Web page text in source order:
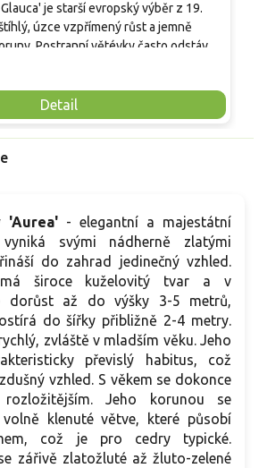
Detail
je starší evropský výběr z 19.
úzce vzpřímený růst a jemně
Postranní větévky často odstávají
řidší a s většími rozestupy, takže
jsou měkké, mírně zakřivené, dlouhé
se do modrozeleného až
na plném slunci získává výraznější
se objevují nenápadné samčí
'Aurea' - elegantní a majestátní
svými nádherně zlatými
do zahrad jedinečný vzhled.
široce kuželovitý tvar a v
dorůst až do výšky 3-5 metrů,
do šířky přibližně 2-4 metry.
zvláště v mladším věku. Jeho
převislý habitus, což
vzhled. S věkem se dokonce
Jeho korunou se
klenuté větve, které působí
což je pro cedry typické.
zářivě zlatožluté až žluto-zelené